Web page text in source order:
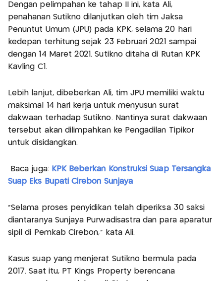
Dengan pelimpahan ke tahap II ini, kata Ali,
penahanan Sutikno dilanjutkan oleh tim Jaksa
Penuntut Umum (JPU) pada KPK, selama 20 hari
kedepan terhitung sejak 23 Februari 2021 sampai
dengan 14 Maret 2021. Sutikno ditaha di Rutan KPK
Kavling C1.
Lebih lanjut, dibeberkan Ali, tim JPU memiliki waktu
maksimal 14 hari kerja untuk menyusun surat
dakwaan terhadap Sutikno. Nantinya surat dakwaan
tersebut akan dilimpahkan ke Pengadilan Tipikor
untuk disidangkan.
Baca juga: KPK Beberkan Konstruksi Suap Tersangka
Suap Eks Bupati Cirebon Sunjaya
"Selama proses penyidikan telah diperiksa 30 saksi
diantaranya Sunjaya Purwadisastra dan para aparatur
sipil di Pemkab Cirebon," kata Ali.
Kasus suap yang menjerat Sutikno bermula pada
2017. Saat itu, PT Kings Property berencana